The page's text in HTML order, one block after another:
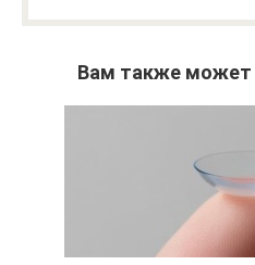
Вам также может